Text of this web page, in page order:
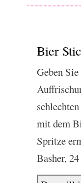
Bier
Geben
mit dem
Spritze
Basher,